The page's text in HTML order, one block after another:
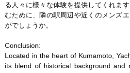
る人々に様々な体験を提供してくれま
むために、隣の駅周辺や近くのメンズ
がでしょうか。
Conclusion:
Located in the heart of Kumamoto,
its blend of historical background and